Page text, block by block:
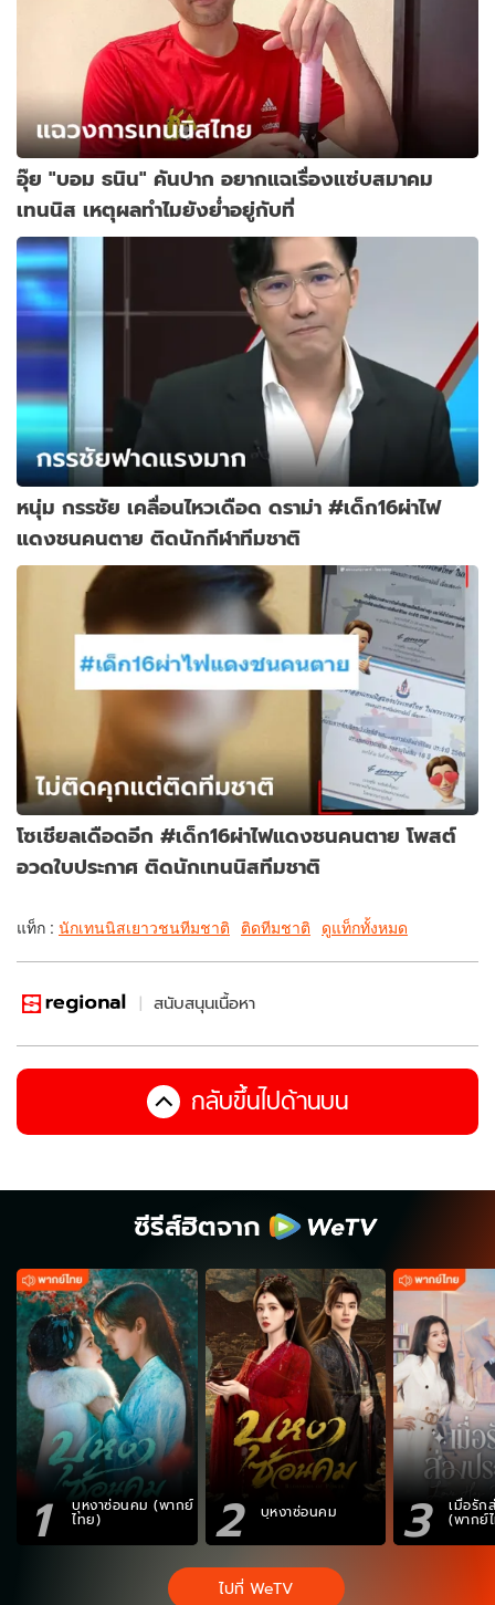
อุ๊ย "บอม ธนิน" คันปาก อยากแฉเรื่องแซ่บสมาคม
เทนนิส เหตุผลทำไมยังย่ำอยู่กับที่
หนุ่ม กรรชัย เคลื่อนไหวเดือด ดราม่า #เด็ก16ผ่าไฟ
แดงชนคนตาย ติดนักกีฬาทีมชาติ
โซเชียลเดือดอีก #เด็ก16ผ่าไฟแดงชนคนตาย โพสต์
อวดใบประกาศ ติดนักเทนนิสทีมชาติ
แท็ก : นักเทนนิสเยาวชนทีมชาติ ติดทีมชาติ ดูแท็กทั้งหมด
สนับสนุนเนื้อหา
กลับขึ้นไปด้านบน
ซีรีส์ฮิตจาก
1 บุหงาซ่อนคม (พากย์
ไทย) 2 บุหงาซ่อนคม 3 เมื่อรัก
(พากย์
ไปที่ WeTV